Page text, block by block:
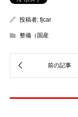
投稿者: fjcar
整備（国産